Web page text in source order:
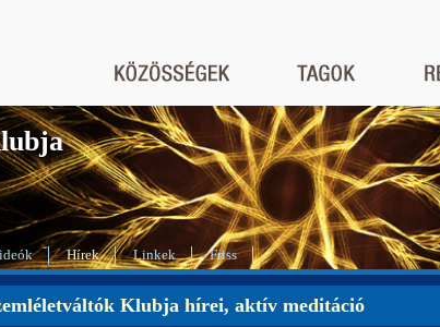
Hírek Linkek Friss
Klubja hírei, aktív meditáció